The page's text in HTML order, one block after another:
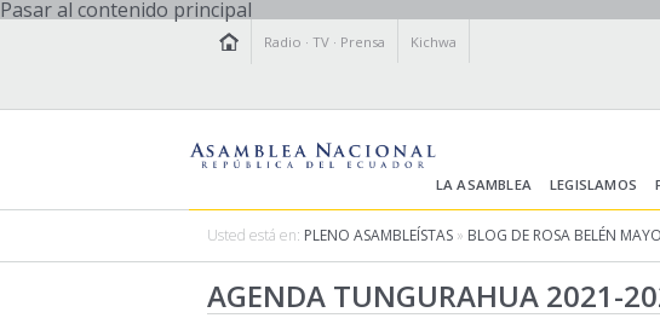
Pasar al contenido principal
Radio ·TV · Prensa Kichwa
LA ASAMBLEA LEGISLAMOS
Usted está en: PLENO ASAMBLEÍSTAS » BLOG DE ROSA BELÉN
AGENDA TUNGURAHUA 2021-